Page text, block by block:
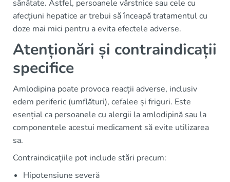
sănătate. Astfel, persoanele vârstnice sau cele cu
afecțiuni hepatice ar trebui să înceapă tratamentul cu
doze mai mici pentru a evita efectele adverse.
Atenționări și contraindicații
specifice
Amlodipina poate provoca reacții adverse, inclusiv
edem periferic (umflături), cefalee și friguri. Este
esențial ca persoanele cu alergii la amlodipină sau la
componentele acestui medicament să evite utilizarea
sa.
Contraindicațiile pot include stări precum:
Hipotensiune severă